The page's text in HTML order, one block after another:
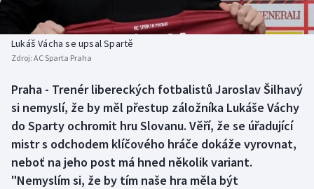
Biatlon
Box
Curling
Dostihy
Aplikace ČT sport
Lukáš Vácha se upsal Spartě
Zdroj: AC Sparta Praha
Praha - Trenér libereckých fotbalistů Jaroslav Šilhavý
si nemyslí, že by měl přestup záložníka Lukáše Váchy
do Sparty ochromit hru Slovanu. Věří, že se úřadující
mistr s odchodem klíčového hráče dokáže vyrovnat,
neboť na jeho post má hned několik variant.
"Nemyslím si, že by tím naše hra měla být